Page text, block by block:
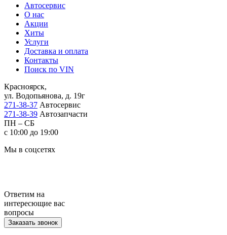
Автосервис
О нас
Акции
Хиты
Услуги
Доставка и оплата
Контакты
Поиск по VIN
Красноярск,
ул. Водопьянова, д. 19г
271-38-37 Автосервис
271-38-39 Автозапчасти
ПН – СБ
с 10:00 до 19:00
Мы в соцсетях
Ответим на
интересющие вас
вопросы
Заказать звонок